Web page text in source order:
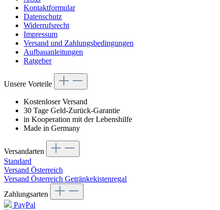
Kontaktformular
Datenschutz
Widerrufsrecht
Impressum
Versand und Zahlungsbedingungen
Aufbauanleitungen
Ratgeber
Unsere Vorteile
Kostenloser Versand
30 Tage Geld-Zurück-Garantie
in Kooperation mit der Lebenshilfe
Made in Germany
Versandarten
Standard
Versand Österreich
Versand Österreich Getränkekistenregal
Zahlungsarten
PayPal